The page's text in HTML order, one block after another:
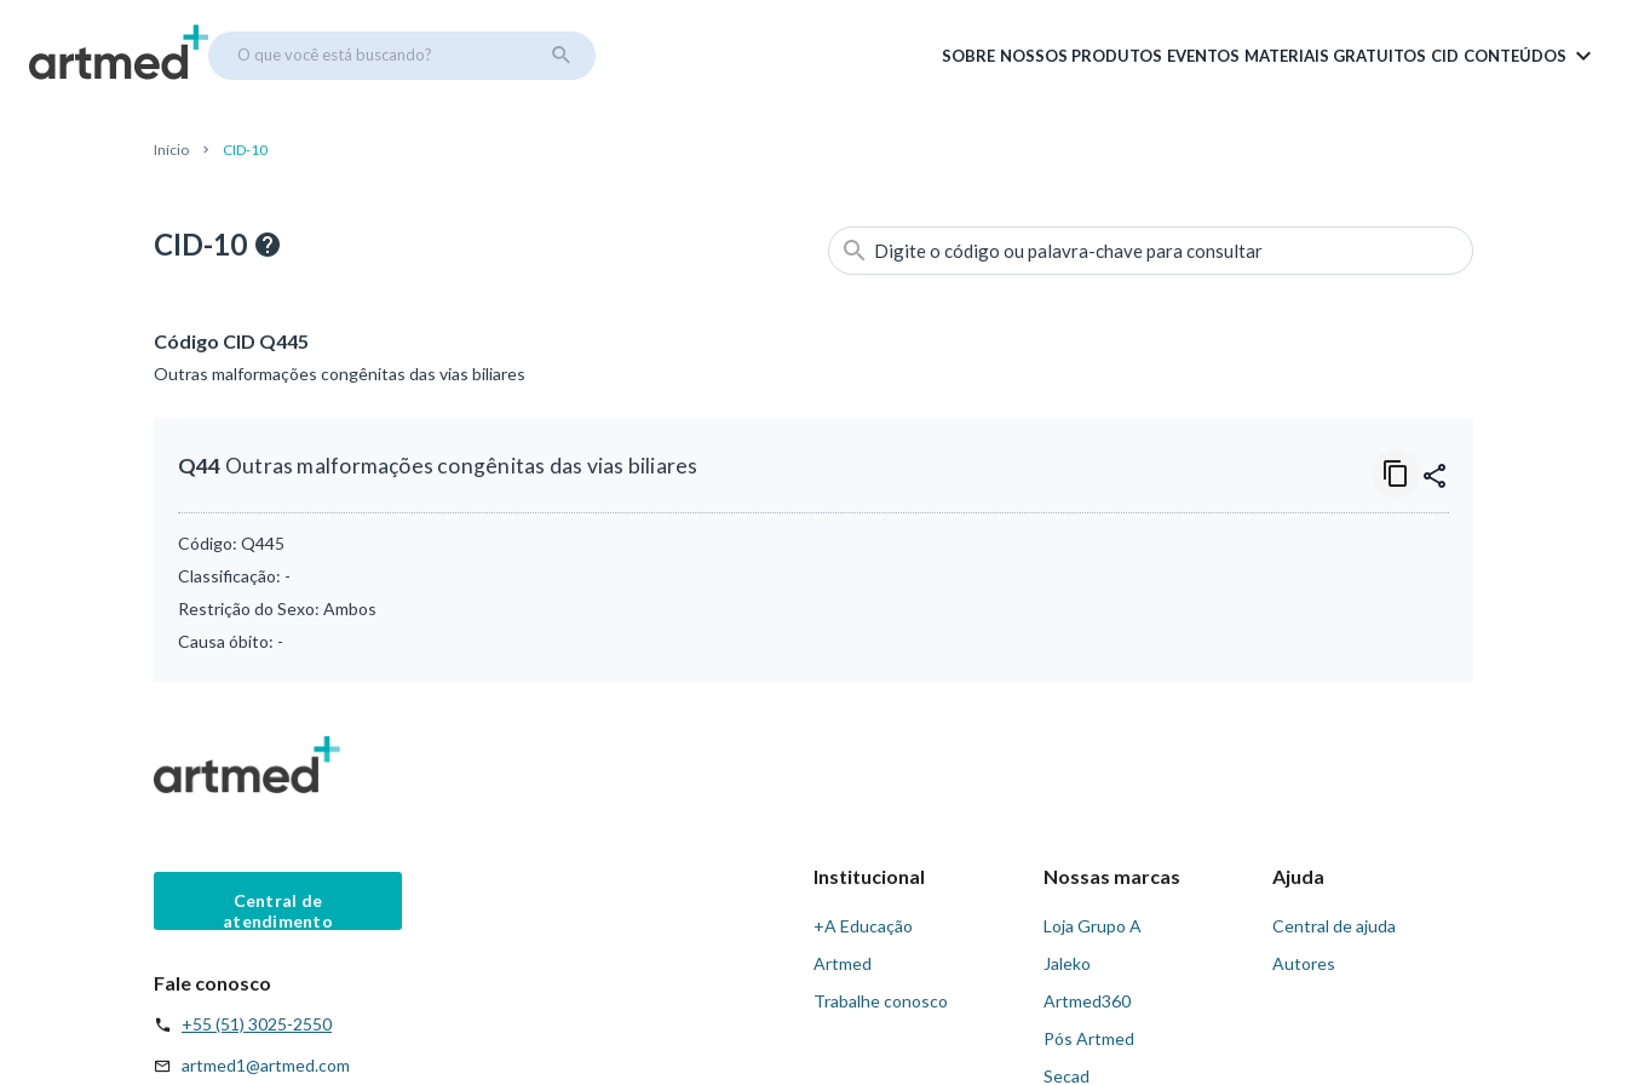
O que você está buscando? SOBRE NOSSOS PRODUTOS EVENTOS MATERIAIS GRATUITOS CID CONTEÚDOS
Início CID-10
CID-10 Digite o código ou palavra-chave para consultar
Código CID Q445
Outras malformações congênitas das vias biliares
Q44 Outras malformações congênitas das vias biliares
Código: Q445
Classificação: -
Restrição do Sexo: Ambos
Causa óbito: -
Central de
atendimento
Fale conosco
+55 (51) 3025-2550
artmed1@artmed.com
Institucional
+A Educação
Artmed
Trabalhe conosco
Nossas marcas
Loja Grupo A
Jaleko
Artmed360
Pós Artmed
Secad
Ajuda
Central de ajuda
Autores